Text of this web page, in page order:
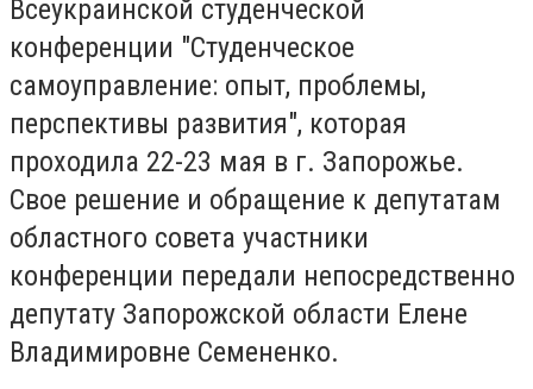
Всеукраинской студенческой
конференции "Студенческое
самоуправление: опыт, проблемы,
перспективы развития", которая
проходила 22-23 мая в г. Запорожье.
Свое решение и обращение к депутатам
областного совета участники
конференции передали непосредственно
депутату Запорожской области Елене
Владимировне Семененко.